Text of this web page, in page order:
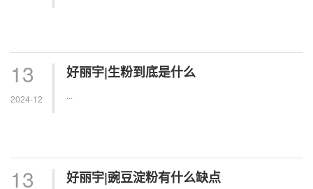
13
2024-12
好丽宇|生粉到底是什么
...
13 好丽宇|豌豆淀粉有什么缺点